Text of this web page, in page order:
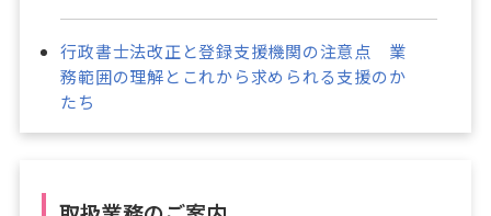
行政書士法改正と登録支援機関の注意点 業
務範囲の理解とこれから求められる支援のか
たち